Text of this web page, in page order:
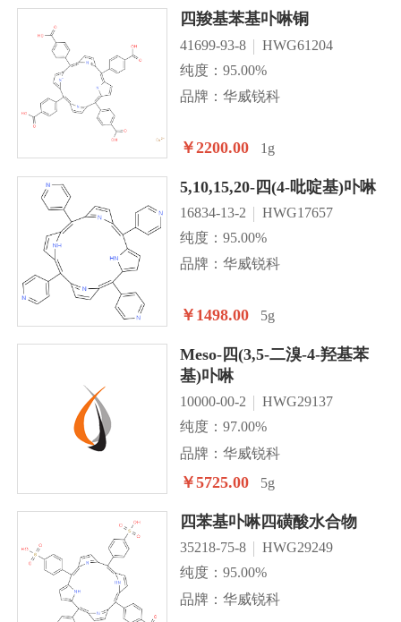
四羧基苯基卟啉铜
41699-93-8
HWG61204
纯度：95.00%
品牌：华威锐科
￥2200.00 1g
5,10,15,20-四(4-吡啶基)卟啉
16834-13-2
HWG17657
纯度：95.00%
品牌：华威锐科
￥1498.00 5g
Meso-四(3,5-二溴-4-羟基苯
基)卟啉
10000-00-2
HWG29137
纯度：97.00%
品牌：华威锐科
￥5725.00 5g
四苯基卟啉四磺酸水合物
35218-75-8
HWG29249
纯度：95.00%
品牌：华威锐科